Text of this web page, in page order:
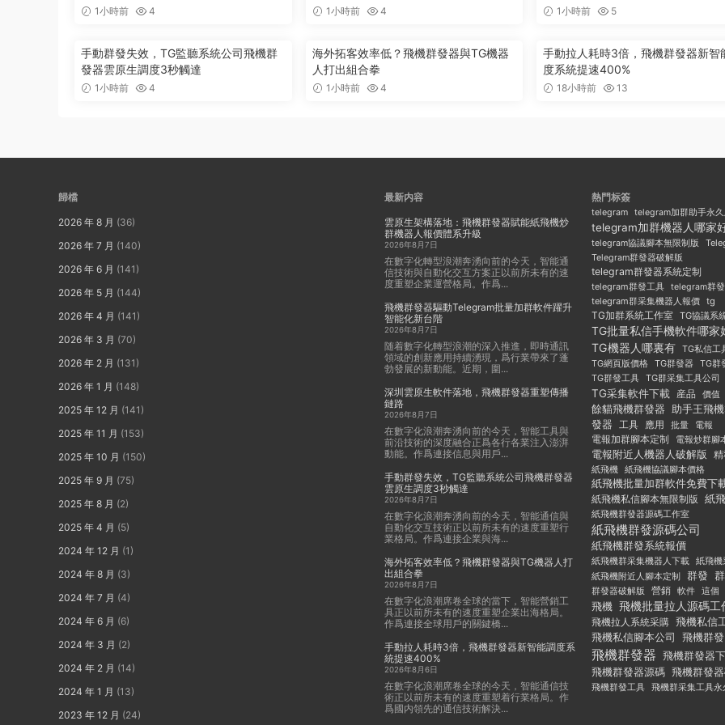
1小時前 4 1小時前 4 1小時前 5
手動群發失效，TG監聽系統公司飛機群
發器雲原生調度3秒觸達
1小時前 4
海外拓客效率低？飛機群發器與TG機器
人打出組合拳
1小時前 4
手動拉人耗時3倍，飛機群發器新智
度系統提速400%
18小時前 13
歸檔
2026 年 8 月 (36)
2026 年 7 月 (140)
2026 年 6 月 (141)
2026 年 5 月 (144)
2026 年 4 月 (141)
2026 年 3 月 (70)
2026 年 2 月 (131)
2026 年 1 月 (148)
2025 年 12 月 (141)
2025 年 11 月 (153)
2025 年 10 月 (150)
2025 年 9 月 (75)
2025 年 8 月 (2)
2025 年 4 月 (5)
2024 年 12 月 (1)
2024 年 8 月 (3)
2024 年 7 月 (4)
2024 年 6 月 (6)
2024 年 3 月 (2)
2024 年 2 月 (14)
2024 年 1 月 (13)
2023 年 12 月 (24)
最新内容
雲原生架構落地：飛機群發器賦能紙飛機炒
群機器人報價體系升級
2026年8月7日
在數字化轉型浪潮奔湧向前的今天，智能通
信技術與自動化交互方案正以前所未有的速
度重塑企業運營格局。作爲...
飛機群發器驅動Telegram批量加群軟件躍升
智能化新台階
2026年8月7日
随着數字化轉型浪潮的深入推進，即時通訊
領域的創新應用持續湧現，爲行業帶來了蓬
勃發展的新動能。近期，圍...
深圳雲原生軟件落地，飛機群發器重塑傳播
鏈路
2026年8月7日
在數字化浪潮奔湧向前的今天，智能工具與
前沿技術的深度融合正爲各行各業注入澎湃
動能。作爲連接信息與用戶...
手動群發失效，TG監聽系統公司飛機群發器
雲原生調度3秒觸達
2026年8月7日
在數字化浪潮奔湧向前的今天，智能通信與
自動化交互技術正以前所未有的速度重塑行
業格局。作爲連接企業與海...
海外拓客效率低？飛機群發器與TG機器人打
出組合拳
2026年8月7日
在數字化浪潮席卷全球的當下，智能營銷工
具正以前所未有的速度重塑企業出海格局。
作爲連接全球用戶的關鍵橋...
手動拉人耗時3倍，飛機群發器新智能調度系
統提速400%
2026年8月6日
在數字化浪潮席卷全球的今天，智能通信技
術正以前所未有的速度重塑着行業格局。作
爲國内領先的通信技術解決...
熱門标簽
telegram telegram加群助手永
telegram加群機器人哪家
telegram協議腳本無限制版
Telegram群發器破解版
telegram群發器系統定制
telegram群發工具 telegram群
telegram群采集機器人報價 tg
TG加群系統工作室 TG協議系
TG批量私信手機軟件哪家
TG機器人哪裏有
TG私信工
TG網頁版價格
TG群發器
TG群
TG群發工具 TG群采集工具公司
TG采集軟件下載 産品 價值
餘貓飛機群發器 助手王飛
發器 工具 應用 批量 電報
電報加群腳本定制 電報炒群腳
電報附近人機器人破解版
紙飛機 紙飛機協議腳本價格
紙飛機批量加群軟件免費下
紙飛機私信腳本無限制版 紙
紙飛機群發器源碼工作室
紙飛機群發源碼公司
紙飛機群發系統報價
紙飛機群采集機器人下載 紙飛機
紙飛機附近人腳本定制
群發
群發器破解版 營銷 軟件 這個
飛機 飛機批量拉人源碼工
飛機拉人系統采購 飛機私信
飛機私信腳本公司
飛機群發
飛機群發器 飛機群發器
飛機群發器源碼 飛機群發
飛機群發工具 飛機群采集工具永